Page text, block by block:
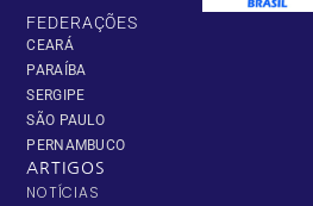
FEDERAÇÕES
CEARÁ
PARAÍBA
SERGIPE
SÃO PAULO
PERNAMBUCO
ARTIGOS
NOTÍCIAS